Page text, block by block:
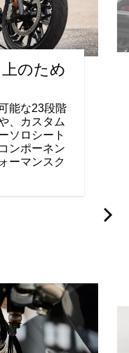
のため
能な23段階
、カスタム
ソロシート
ンポーネン
ーマンスク